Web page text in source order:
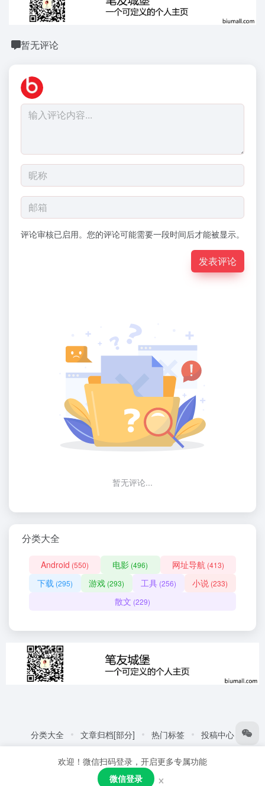
暂无评论
评论审核已启用。您的评论可能需要一段时间后才能被显示。
发表评论
暂无评论...
分类大全
Android (550) 电影 (496) 网址导航 (413)
下载 (295) 游戏 (293) 工具(256) 小说 (233)
散文 (229)
分类大全 文章归档[部分] 热门标签
投稿中心
笔友城堡 - 阅读是一种生活方式
欢迎！微信扫码登录，开启更多专属功能
微信登录
×